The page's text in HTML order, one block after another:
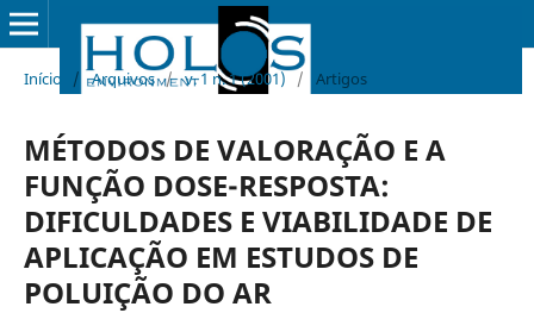
Início / Arquivos / v. 1 n. 1 (2001) / Artigos
MÉTODOS DE VALORAÇÃO E A
FUNÇÃO DOSE-RESPOSTA:
DIFICULDADES E VIABILIDADE DE
APLICAÇÃO EM ESTUDOS DE
POLUIÇÃO DO AR